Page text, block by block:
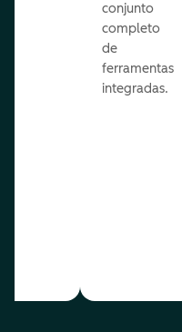
conjunto
completo
de
ferramentas
integradas.